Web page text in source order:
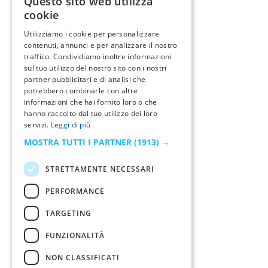
cookie
Utilizziamo i cookie per personalizzare
contenuti, annunci e per analizzare il nostro
traffico. Condividiamo inoltre informazioni
sul tuo utilizzo del nostro sito con i nostri
partner pubblicitari e di analisi che
potrebbero combinarle con altre
informazioni che hai fornito loro o che
hanno raccolto dal tuo utilizzo dei loro
servizi. Leggi di più
MOSTRA TUTTI I PARTNER (1913) →
STRETTAMENTE NECESSARI
PERFORMANCE
TARGETING
FUNZIONALITÀ
NON CLASSIFICATI